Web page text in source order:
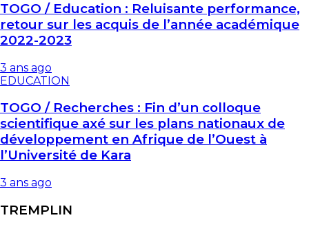
TOGO / Education : Reluisante performance,
retour sur les acquis de l’année académique
2022-2023
3 ans ago
EDUCATION
TOGO / Recherches : Fin d’un colloque
scientifique axé sur les plans nationaux de
développement en Afrique de l’Ouest à
l’Université de Kara
3 ans ago
TREMPLIN